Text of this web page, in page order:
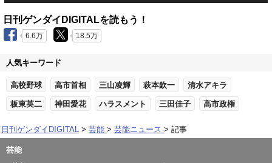
日刊ゲンダイDIGITALを読もう！
6.6万 18.5万
人気キーワード
高校野球 高市首相 三山凌輝 萩本欽一 清水アキラ
板東英二 神田愛花 ハラスメント 三田佳子 高市政権
日刊ゲンダイDIGITAL 芸能 芸能ニュース 記事
芸能